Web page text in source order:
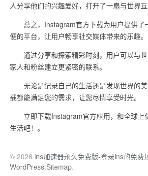
人分享他们的兴趣爱好，打开了一扇与世界互
总之，Instagram官方下载为用户提供了
便的平台，让用户畅享社交媒体带来的乐趣。
通过分享和探索精彩时刻，用户可以与世
家人和粉丝建立更紧密的联系。
无论是记录自己的生活还是发现世界的
载都能满足您的需求，让您尽情享受时光。
立即下载Instagram官方应用，和全球上
生活吧！。
© 2026 ins加速器永久免费版-登录ins的免费
WordPress.Sitemap.